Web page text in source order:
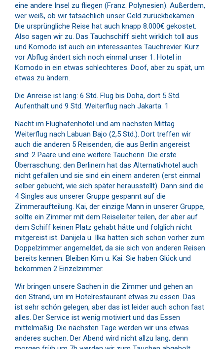
eine andere Insel zu fliegen (Franz. Polynesien). Außerdem,
wer weiß, ob wir tatsächlich unser Geld zurückbekämen.
Die ursprüngliche Reise hat auch knapp 8.000€ gekostet.
Also sagen wir zu. Das Tauchschiff sieht wirklich toll aus
und Komodo ist auch ein interessantes Tauchrevier. Kurz
vor Abflug ändert sich noch einmal unser 1. Hotel in
Komodo in ein etwas schlechteres. Doof, aber zu spät, um
etwas zu ändern.
Die Anreise ist lang: 6 Std. Flug bis Doha, dort 5 Std.
Aufenthalt und 9 Std. Weiterflug nach Jakarta. 1
Nacht im Flughafenhotel und am nächsten Mittag
Weiterflug nach Labuan Bajo (2,5 Std.). Dort treffen wir
auch die anderen 5 Reisenden, die aus Berlin angereist
sind: 2 Paare und eine weitere Taucherin. Die erste
Überraschung: den Berlinern hat das Alternativhotel auch
nicht gefallen und sie sind ein einem anderen (erst einmal
selber gebucht, wie sich später herausstellt). Dann sind die
4 Singles aus unserer Gruppe gespannt auf die
Zimmeraufteilung. Kai, der einzige Mann in unserer Gruppe,
sollte ein Zimmer mit dem Reiseleiter teilen, der aber auf
dem Schiff keinen Platz gehabt hätte und folglich nicht
mitgereist ist. Danijela u. Ilka hatten sich schon vorher zum
Doppelzimmer angemeldet, da sie sich von anderen Reisen
bereits kennen. Bleiben Kim u. Kai. Sie haben Glück und
bekommen 2 Einzelzimmer.
Wir bringen unsere Sachen in die Zimmer und gehen an
den Strand, um im Hotelrestaurant etwas zu essen. Das
ist sehr schön gelegen, aber das ist leider auch schon fast
alles. Der Service ist wenig motiviert und das Essen
mittelmäßig. Die nächsten Tage werden wir uns etwas
anderes suchen. Der Abend wird nicht allzu lang, denn